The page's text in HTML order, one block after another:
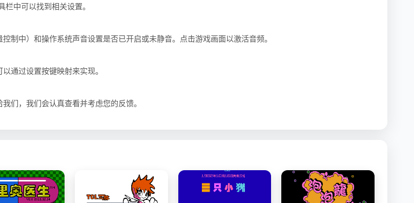
中可以找到相关设置。
制中）和操作系统声音设置是否已开启或未静音。点击游戏画面以激活音频。
通过设置按键映射来实现。
们，我们会认真查看并考虑您的反馈。